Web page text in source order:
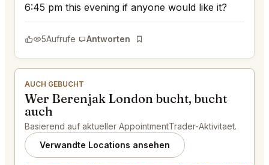
6:45 pm this evening if anyone would like it?
5Aufrufe Antworten
Lesezeichen
AUCH GEBUCHT
Wer Berenjak London bucht, bucht
auch
Basierend auf aktueller AppointmentTrader-Aktivitaet.
Verwandte Locations ansehen